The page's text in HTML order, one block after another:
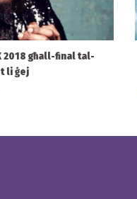
2018 għall-final tal-
li ġej